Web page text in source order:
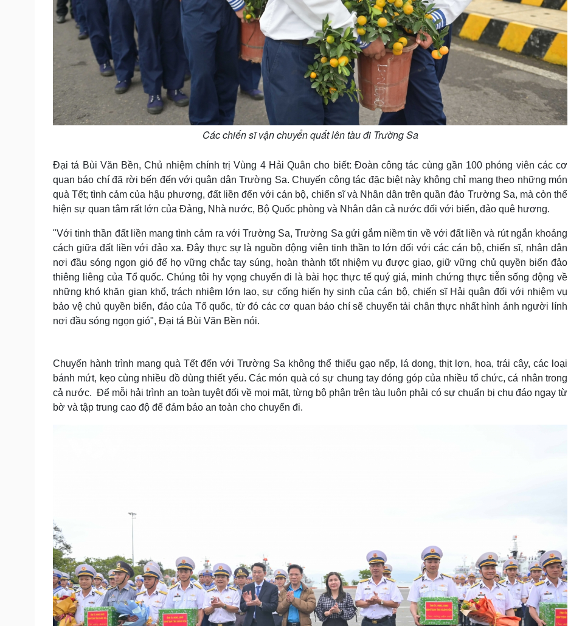
Các chiến sĩ vận chuyển quất lên tàu đi Trường Sa
Đại tá Bùi Văn Bền, Chủ nhiệm chính trị Vùng 4 Hải Quân cho biết: Đoàn công tác cùng gần 100 phóng viên các cơ
quan báo chí đã rời bến đến với quân dân Trường Sa. Chuyến công tác đặc biệt này không chỉ mang theo những món
quà Tết; tình cảm của hậu phương, đất liền đến với cán bộ, chiến sĩ và Nhân dân trên quần đảo Trường Sa, mà còn thể
hiện sự quan tâm rất lớn của Đảng, Nhà nước, Bộ Quốc phòng và Nhân dân cả nước đối với biển, đảo quê hương.
"Với tinh thần đất liền mang tình cảm ra với Trường Sa, Trường Sa gửi gắm niềm tin về với đất liền và rút ngắn khoảng
cách giữa đất liền với đảo xa. Đây thực sự là nguồn động viên tinh thần to lớn đối với các cán bộ, chiến sĩ, nhân dân
nơi đầu sóng ngọn gió để họ vững chắc tay súng, hoàn thành tốt nhiệm vụ được giao, giữ vững chủ quyền biển đảo
thiêng liêng của Tổ quốc. Chúng tôi hy vọng chuyến đi là bài học thực tế quý giá, minh chứng thực tiễn sống động về
những khó khăn gian khổ, trách nhiệm lớn lao, sự cống hiến hy sinh của cán bộ, chiến sĩ Hải quân đối với nhiệm vụ
bảo vệ chủ quyền biển, đảo của Tổ quốc, từ đó các cơ quan báo chí sẽ chuyển tải chân thực nhất hình ảnh người lính
nơi đầu sóng ngọn gió", Đại tá Bùi Văn Bền nói.
Chuyến hành trình mang quà Tết đến với Trường Sa không thể thiếu gạo nếp, lá dong, thịt lợn, hoa, trái cây, các loại
bánh mứt, kẹo cùng nhiều đồ dùng thiết yếu. Các món quà có sự chung tay đóng góp của nhiều tổ chức, cá nhân trong
cả nước. Để mỗi hải trình an toàn tuyệt đối về mọi mặt, từng bộ phận trên tàu luôn phải có sự chuẩn bị chu đáo ngay từ
bờ và tập trung cao độ để đảm bảo an toàn cho chuyến đi.